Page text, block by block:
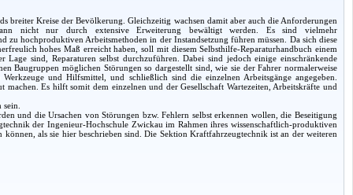
breiter Kreise der Bevölkerung. Gleichzeitig wachsen damit aber auch die Anforderungen
nicht nur durch extensive Erweiterung bewältigt werden. Es sind vielmehr
hochproduktiven Arbeitsmethoden in der Instandsetzung führen müssen. Da sich diese
hohes Maß erreicht haben, soll mit diesem Selbsthilfe-Reparaturhandbuch einem
sind, Reparaturen selbst durchzuführen. Dabei sind jedoch einige einschränkende
Baugruppen möglichen Störungen so dargestellt sind, wie sie der Fahrer normalerweise
und Hilfsmittel, und schließlich sind die einzelnen Arbeitsgänge angegeben.
Es hilft somit dem einzelnen und der Gesellschaft Wartezeiten, Arbeitskräfte und
und die Ursachen von Störungen bzw. Fehlern selbst erkennen wollen, die Beseitigung
der Ingenieur-Hochschule Zwickau im Rahmen ihres wissenschaftlich-produktiven
als sie hier beschrieben sind. Die Sektion Kraftfahrzeugtechnik ist an der weiteren